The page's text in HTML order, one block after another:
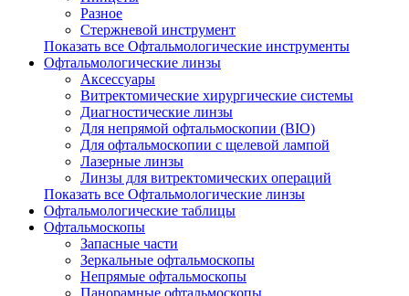
Разное
Стержневой инструмент
Показать все Офтальмологические инструменты
Офтальмологические линзы
Аксессуары
Витректомические хирургические системы
Диагностические линзы
Для непрямой офтальмоскопии (BIO)
Для офтальмоскопии с щелевой лампой
Лазерные линзы
Линзы для витректомических операций
Показать все Офтальмологические линзы
Офтальмологические таблицы
Офтальмоскопы
Запасные части
Зеркальные офтальмоскопы
Непрямые офтальмоскопы
Панорамные офтальмоскопы